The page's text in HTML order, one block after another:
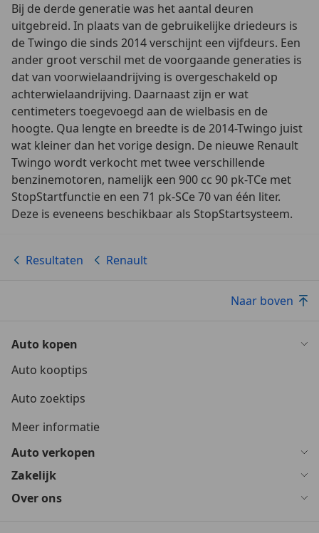
Bij de derde generatie was het aantal deuren
uitgebreid. In plaats van de gebruikelijke driedeurs is
de Twingo die sinds 2014 verschijnt een vijfdeurs. Een
ander groot verschil met de voorgaande generaties is
dat van voorwielaandrijving is overgeschakeld op
achterwielaandrijving. Daarnaast zijn er wat
centimeters toegevoegd aan de wielbasis en de
hoogte. Qua lengte en breedte is de 2014-Twingo juist
wat kleiner dan het vorige design. De nieuwe Renault
Twingo wordt verkocht met twee verschillende
benzinemotoren, namelijk een 900 cc 90 pk-TCe met
StopStartfunctie en een 71 pk-SCe 70 van één liter.
Deze is eveneens beschikbaar als StopStartsysteem.
Resultaten Renault
Naar boven
Auto kopen
Auto kooptips
Auto zoektips
Meer informatie
Auto verkopen
Zakelijk
Over ons